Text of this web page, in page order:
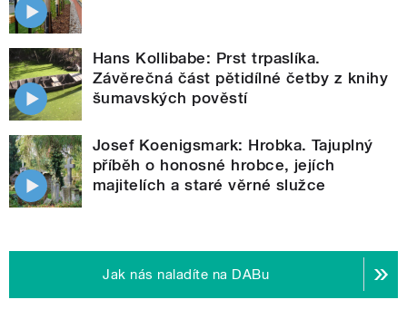
Hans Kollibabe: Prst trpaslíka.
Závěrečná část pětidílné četby z knihy
šumavských pověstí
Josef Koenigsmark: Hrobka. Tajuplný
příběh o honosné hrobce, jejích
majitelích a staré věrné služce
Jak nás naladíte na DABu